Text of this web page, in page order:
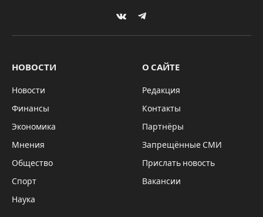
VKontakteTelegram
НОВОСТИ
Новости
Финансы
Экономика
Мнения
Общество
Спорт
Наука
О САЙТЕ
Редакция
Контакты
Партнёры
Запрещённые СМИ
Прислать новость
Вакансии